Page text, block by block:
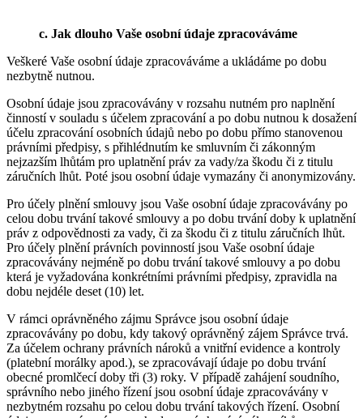
c. Jak dlouho Vaše osobní údaje zpracováváme
Veškeré Vaše osobní údaje zpracováváme a ukládáme po dobu
nezbytně nutnou.
Osobní údaje jsou zpracovávány v rozsahu nutném pro naplnění
činností v souladu s účelem zpracování a po dobu nutnou k dosažení
účelu zpracování osobních údajů nebo po dobu přímo stanovenou
právními předpisy, s přihlédnutím ke smluvním či zákonným
nejzazším lhůtám pro uplatnění práv za vady/za škodu či z titulu
záručních lhůt. Poté jsou osobní údaje vymazány či anonymizovány.
Pro účely plnění smlouvy jsou Vaše osobní údaje zpracovávány po
celou dobu trvání takové smlouvy a po dobu trvání doby k uplatnění
práv z odpovědnosti za vady, či za škodu či z titulu záručních lhůt.
Pro účely plnění právních povinností jsou Vaše osobní údaje
zpracovávány nejméně po dobu trvání takové smlouvy a po dobu
která je vyžadována konkrétními právními předpisy, zpravidla na
dobu nejdéle deset (10) let.
V rámci oprávněného zájmu Správce jsou osobní údaje
zpracovávány po dobu, kdy takový oprávněný zájem Správce trvá.
Za účelem ochrany právních nároků a vnitřní evidence a kontroly
(platební morálky apod.), se zpracovávají údaje po dobu trvání
obecné promlčecí doby tři (3) roky. V případě zahájení soudního,
správního nebo jiného řízení jsou osobní údaje zpracovávány v
nezbytném rozsahu po celou dobu trvání takových řízení. Osobní